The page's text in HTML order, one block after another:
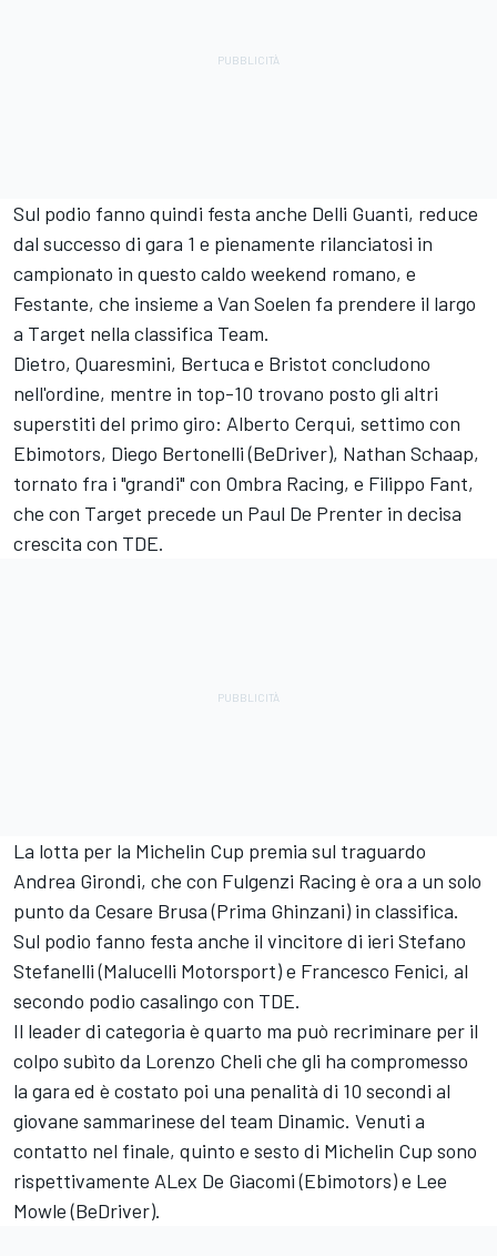
Sul podio fanno quindi festa anche Delli Guanti, reduce
dal successo di gara 1 e pienamente rilanciatosi in
campionato in questo caldo weekend romano, e
Festante, che insieme a Van Soelen fa prendere il largo
a Target nella classifica Team.
Dietro, Quaresmini, Bertuca e Bristot concludono
nell'ordine, mentre in top-10 trovano posto gli altri
superstiti del primo giro: Alberto Cerqui, settimo con
Ebimotors, Diego Bertonelli (BeDriver), Nathan Schaap,
tornato fra i "grandi" con Ombra Racing, e Filippo Fant,
che con Target precede un Paul De Prenter in decisa
crescita con TDE.
La lotta per la Michelin Cup premia sul traguardo
Andrea Girondi, che con Fulgenzi Racing è ora a un solo
punto da Cesare Brusa (Prima Ghinzani) in classifica.
Sul podio fanno festa anche il vincitore di ieri Stefano
Stefanelli (Malucelli Motorsport) e Francesco Fenici, al
secondo podio casalingo con TDE.
Il leader di categoria è quarto ma può recriminare per il
colpo subìto da Lorenzo Cheli che gli ha compromesso
la gara ed è costato poi una penalità di 10 secondi al
giovane sammarinese del team Dinamic. Venuti a
contatto nel finale, quinto e sesto di Michelin Cup sono
rispettivamente ALex De Giacomi (Ebimotors) e Lee
Mowle (BeDriver).